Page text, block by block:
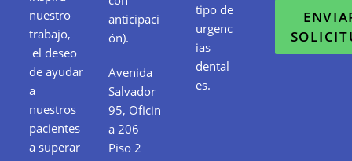
nuestro
trabajo,
el deseo
de ayudar
a
nuestros
pacientes
a superar
anticipaci
ón).
Avenida
Salvador
95, Oficin
a 206
Piso 2
tipo de
urgenc
ias
dental
es.